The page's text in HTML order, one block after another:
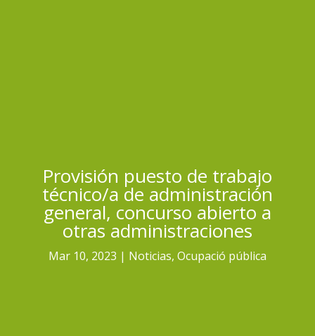
Provisión puesto de trabajo
técnico/a de administración
general, concurso abierto a
otras administraciones
Mar 10, 2023 Noticias, Ocupació pública